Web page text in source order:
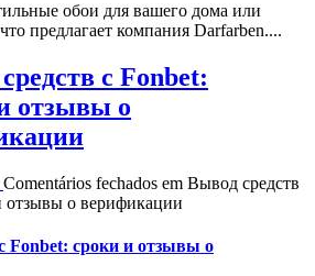
обои для вашего дома или
предлагает компания Darfarben....
с Fonbet:
отзывы о
Comentários fechados em Вывод средств
отзывы о верификации
Fonbet: сроки и отзывы о